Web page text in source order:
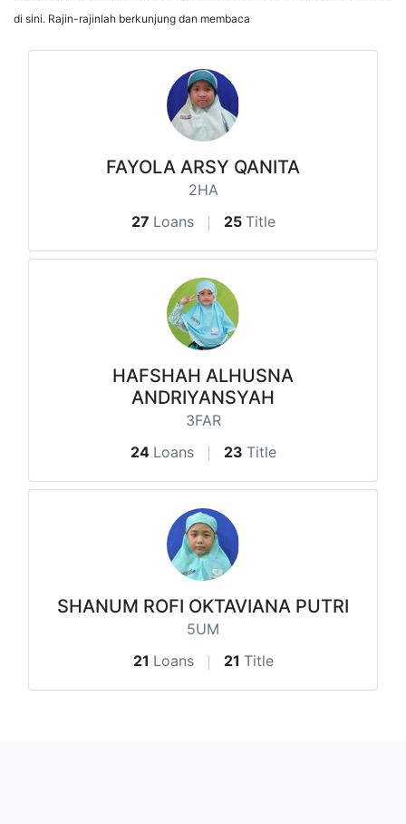
di sini. Rajin-rajinlah berkunjung dan membaca
FAYOLA ARSY QANITA
2HA
27 Loans 25 Title
HAFSHAH ALHUSNA
ANDRIYANSYAH
3FAR
24 Loans 23 Title
SHANUM ROFI OKTAVIANA PUTRI
5UM
21 Loans 21 Title